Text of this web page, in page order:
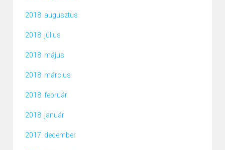
2018. augusztus
2018. július
2018. május
2018. március
2018. február
2018. január
2017. december